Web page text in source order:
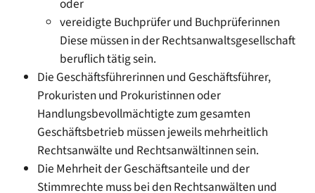
oder
vereidigte Buchprüfer und Buchprüferinnen
Diese müssen in der Rechtsanwaltsgesellschaft
beruflich tätig sein.
Die Geschäftsführerinnen und Geschäftsführer,
Prokuristen und Prokuristinnen oder
Handlungsbevollmächtigte zum gesamten
Geschäftsbetrieb müssen jeweils mehrheitlich
Rechtsanwälte und Rechtsanwältinnen sein.
Die Mehrheit der Geschäftsanteile und der
Stimmrechte muss bei den Rechtsanwälten und